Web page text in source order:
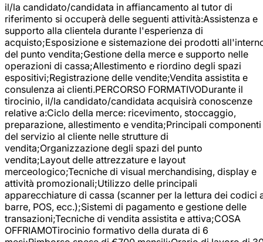
il/la candidato/candidata in affiancamento al tutor di
riferimento si occuperà delle seguenti attività:Assistenza e
supporto alla clientela durante l'esperienza di
acquisto;Esposizione e sistemazione dei prodotti
del punto vendita;Gestione della merce e supporto nelle
operazioni di cassa;Allestimento e riordino degli spazi
espositivi;Registrazione delle vendite;Vendita assistita e
consulenza ai clienti.PERCORSO FORMATIVODurante il
tirocinio, il/la candidato/candidata acquisirà conoscenze
relative a:Ciclo della merce: ricevimento, stoccaggio,
preparazione, allestimento e vendita;Principali componenti
del servizio al cliente nelle strutture di
vendita;Organizzazione degli spazi del punto
vendita;Layout delle attrezzature e layout
merceologico;Tecniche di visual merchandising, display e
attività promozionali;Utilizzo delle principali
apparecchiature di cassa (scanner per la lettura dei codici
barre, POS, ecc.);Sistemi di pagamento e gestione delle
transazioni;Tecniche di vendita assistita e attiva;COSA
OFFRIAMOTirocinio formativo della durata di 6